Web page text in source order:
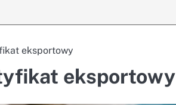
eksportowy
eksportowy